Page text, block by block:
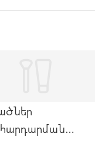
է Novage+-ի ձեր